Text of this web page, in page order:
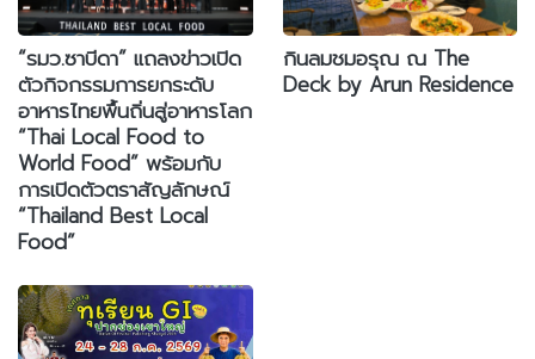
“รมว.ซาบีดา” แถลงข่าวเปิด
ตัวกิจกรรมการยกระดับ
อาหารไทยพื้นถิ่นสู่อาหารโลก
“Thai Local Food to
World Food” พร้อมกับ
การเปิดตัวตราสัญลักษณ์
“Thailand Best Local
Food”
กินลมชมอรุณ ณ The
Deck by Arun Residence